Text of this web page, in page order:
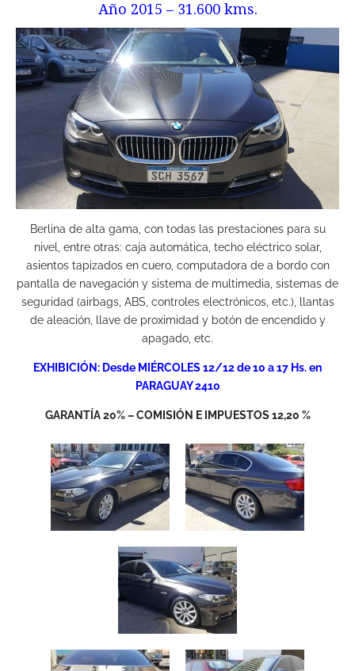
Año 2015 – 31.600 kms.
Berlina de alta gama, con todas las prestaciones para su
nivel, entre otras: caja automática, techo eléctrico solar,
asientos tapizados en cuero, computadora de a bordo con
pantalla de navegación y sistema de multimedia, sistemas de
seguridad (airbags, ABS, controles electrónicos, etc.), llantas
de aleación, llave de proximidad y botón de encendido y
apagado, etc.
EXHIBICIÓN: Desde MIÉRCOLES 12/12 de 10 a 17 Hs. en
PARAGUAY 2410
GARANTÍA 20% – COMISIÓN E IMPUESTOS 12,20 %